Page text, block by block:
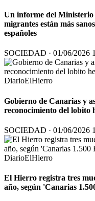
Un informe del Ministerio
migrantes están más
españoles
SOCIEDAD · 01/06/2026
DiarioElHierro
Gobierno de Canarias y
reconocimiento del lobito
SOCIEDAD · 01/06/2026
DiarioElHierro
El Hierro registra tres
año, según 'Canarias